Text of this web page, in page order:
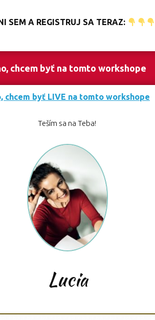
SEM A REGISTRUJ SA TERAZ:
chcem byť na tomto workshope
chcem byť LIVE na tomto workshope
Teším sa na Teba!
Lucia